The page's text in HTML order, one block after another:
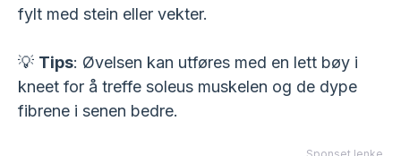
fylt med stein eller vekter.
💡 Tips: Øvelsen kan utføres med en lett bøy i
kneet for å treffe soleus muskelen og de dype
fibrene i senen bedre.